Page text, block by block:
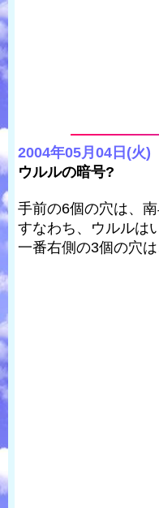
2004年05月04日(火)
ウルルの暗号?
手前の6個の穴は、
すなわち、ウルルは
一番右側の3個の穴